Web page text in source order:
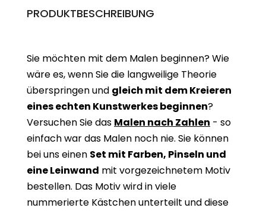
PRODUKTBESCHREIBUNG
Sie möchten mit dem Malen beginnen? Wie
wäre es, wenn Sie die langweilige Theorie
überspringen und gleich mit dem Kreieren
eines echten Kunstwerkes beginnen?
Versuchen Sie das Malen nach Zahlen - so
einfach war das Malen noch nie. Sie können
bei uns einen Set mit Farben, Pinseln und
eine Leinwand mit vorgezeichnetem Motiv
bestellen. Das Motiv wird in viele
nummerierte Kästchen unterteilt und diese